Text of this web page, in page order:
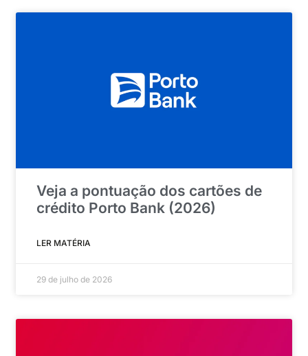
Veja a pontuação dos cartões de
crédito Porto Bank (2026)
LER MATÉRIA
29 de julho de 2026